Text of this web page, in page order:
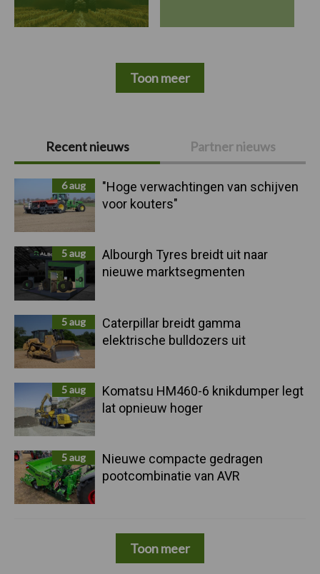
Primaire
Sidebar
Recent nieuws Partner nieuws
6 aug
"Hoge verwachtingen van schijven
voor kouters"
5 aug
Albourgh Tyres breidt uit naar
nieuwe marktsegmenten
5 aug
Caterpillar breidt gamma
elektrische bulldozers uit
5 aug
Komatsu HM460-6 knikdumper legt
lat opnieuw hoger
5 aug
Nieuwe compacte gedragen
pootcombinatie van AVR
Toon meer
Toon meer